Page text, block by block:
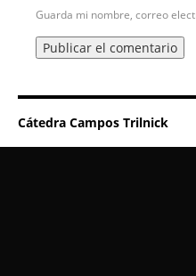
Guarda mi nombre, correo
Cátedra Campos Trilnick